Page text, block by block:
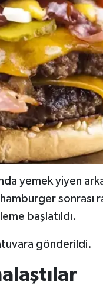
yemek yiyen
sonrası
başlatıldı.
gönderildi.